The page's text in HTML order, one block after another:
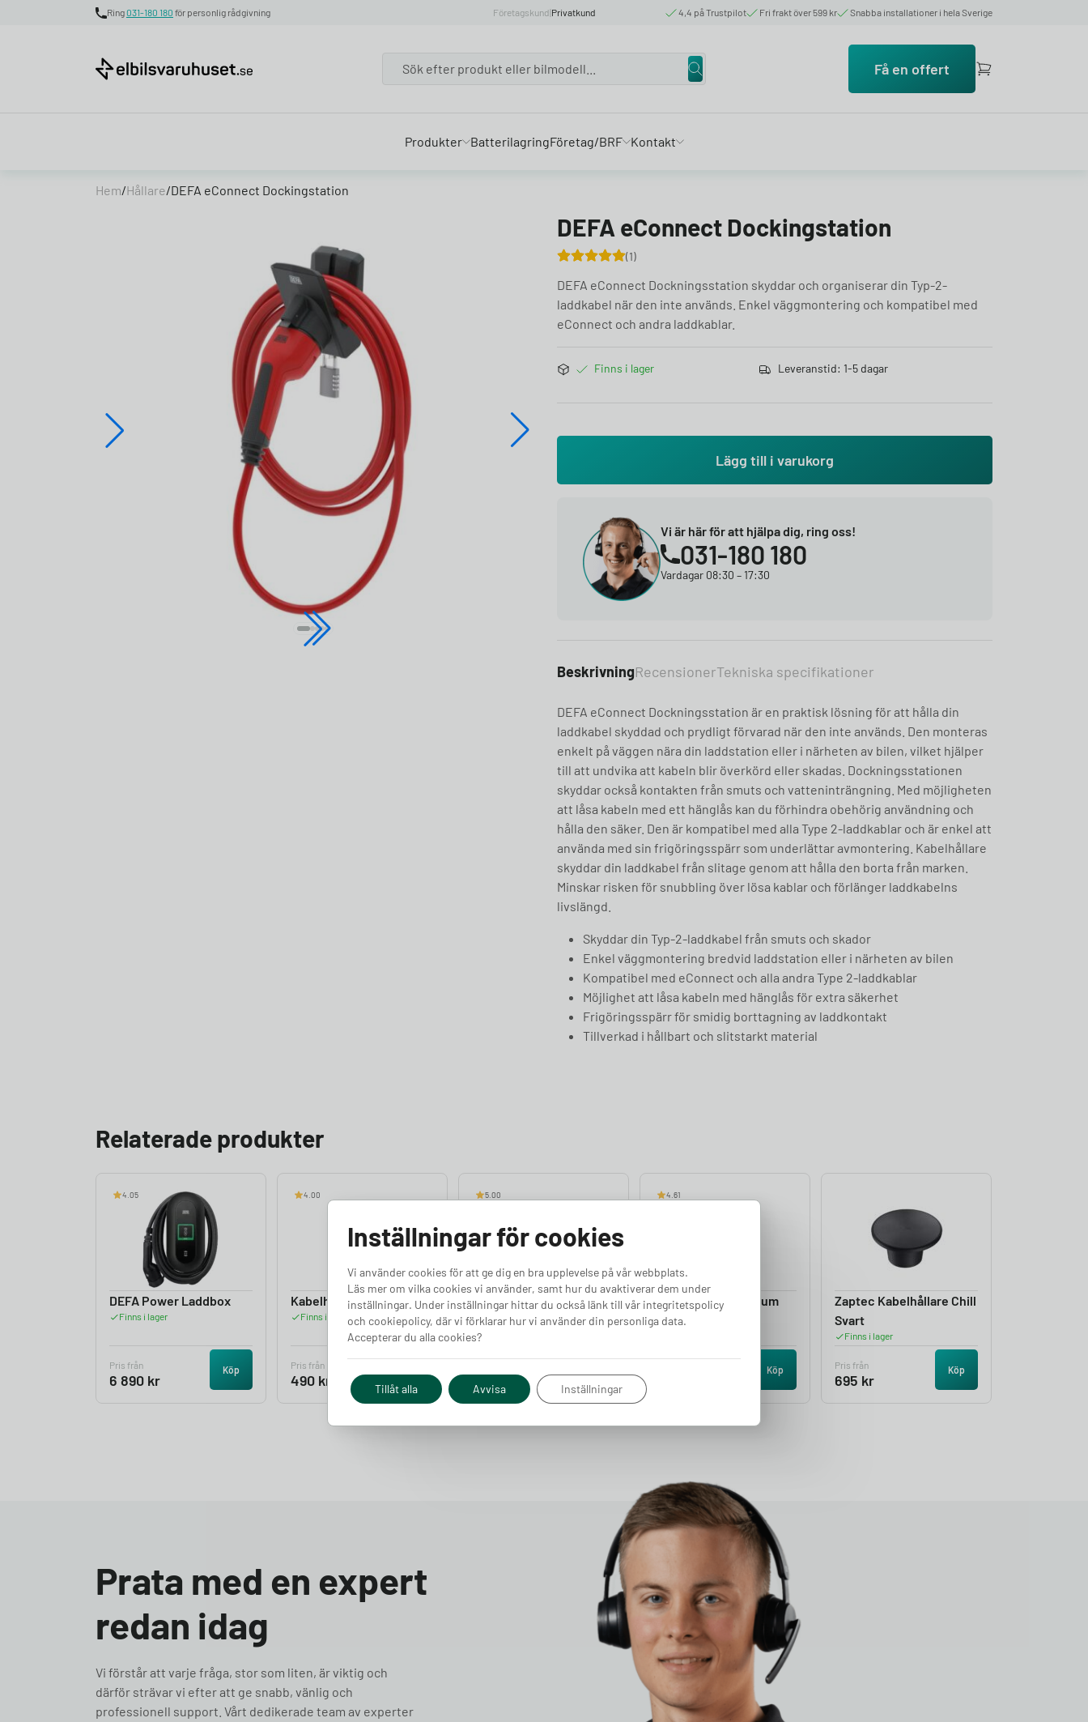
Ring031-180 180 för personlig rådgivning Företagskund|Privatkund 4,4 på Trustpilot Fri frakt över 599 kr Snabba installationer i hela Sverige
Få en offert
Produkter BatterilagringFöretag/BRF Kontakt
Hem/Hållare/DEFA eConnect Dockingstation
DEFA eConnect Dockingstation
1
DEFA eConnect Dockningsstation skyddar och organiserar din Typ-2-
laddkabel när den inte används. Enkel väggmontering och kompatibel med
eConnect och andra laddkablar.
Finns i lager Leveranstid: 1-5 dagar
Lägg till i varukorg
Vi är här för att hjälpa dig, ring oss!
031-180 180
Vardagar 08:30 – 17:30
BeskrivningRecensionerTekniska specifikationer
DEFA eConnect Dockningsstation är en praktisk lösning för att hålla din
laddkabel skyddad och prydligt förvarad när den inte används. Den monteras
enkelt på väggen nära din laddstation eller i närheten av bilen, vilket hjälper
till att undvika att kabeln blir överkörd eller skadas. Dockningsstationen
skyddar också kontakten från smuts och vatteninträngning. Med möjligheten
att låsa kabeln med ett hänglås kan du förhindra obehörig användning och
hålla den säker. Den är kompatibel med alla Type 2-laddkablar och är enkel att
använda med sin frigöringsspärr som underlättar avmontering. Kabelhållare
skyddar din laddkabel från slitage genom att hålla den borta från marken.
Minskar risken för snubbling över lösa kablar och förlänger laddkabelns
livslängd.
Skyddar din Typ-2-laddkabel från smuts och skador
Enkel väggmontering bredvid laddstation eller i närheten av bilen
Kompatibel med eConnect och alla andra Type 2-laddkablar
Möjlighet att låsa kabeln med hänglås för extra säkerhet
Frigöringsspärr för smidig borttagning av laddkontakt
Tillverkad i hållbart och slitstarkt material
Relaterade produkter
4.05
DEFA Power Laddbox
Finns i lager
Pris från
6 890 kr
Köp
4.00
Kabelhållare Rak
Finns i lager
Pris från
490 kr
5.00
Kabelhållare Vinklad
Finns i lager
590kr
4.61
Kabelhållare Premium
Finns i lager
Köp
Zaptec Kabelhållare Chill
Svart
Finns i lager
Pris från
695 kr
Köp
Prata med en expert
redan idag
Vi förstår att varje fråga, stor som liten, är viktig och
därför strävar vi efter att ge snabb, vänlig och
professionell support. Vårt dedikerade team av experter
Inställningar för cookies
Vi använder cookies för att ge dig en bra upplevelse på vår webbplats.
Läs mer om vilka cookies vi använder, samt hur du avaktiverar dem under
inställningar. Under inställningar hittar du också länk till vår integritetspolicy
och cookiepolicy, där vi förklarar hur vi använder din personliga data.
Accepterar du alla cookies?
Tillåt alla Avvisa Inställningar